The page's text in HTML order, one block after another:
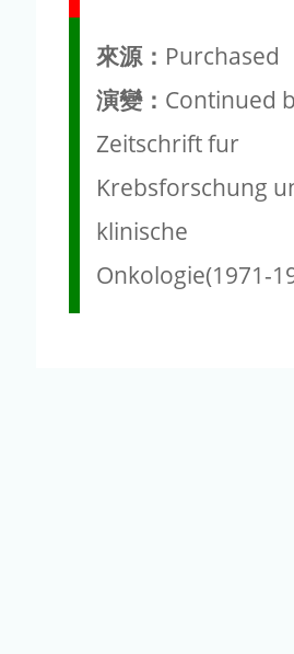
來源： Purchased
演變： Continued
Zeitschrift fur
Krebsforschung
klinische
Onkologie(1971-